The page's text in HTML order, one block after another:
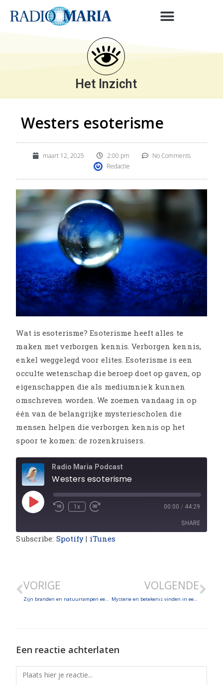
Het Inzicht
Westers esoterisme
maart 12, 2025 2:00 pm
No Comments
Redactie
Wat is esoterisme? Esoterisme heeft alles te
maken met verborgen kennis. Verborgen kennis,
enkel weggelegd voor elites. Esoterisme is een
occulte wetenschap die beroep doet op gaven, op
eigenschappen die als mediumniek kunnen
omschreven worden. We zoemen vandaag in op
één van de belangrijke mysteriescholen die
mensen helpen die verborgen kennis op het
spoor te komen: de rozenkruisers.
Radio Maria Podcast
Westers esoterisme
1x 00:00 / 44:29
SHARE
Subscribe: Spotify | iTunes
VORIGE
Zijn branden en natuurrampen een straf van God?
VOLGENDE
Mysterie en betekenis vinden in een seculiere tijd
Een reactie achterlaten